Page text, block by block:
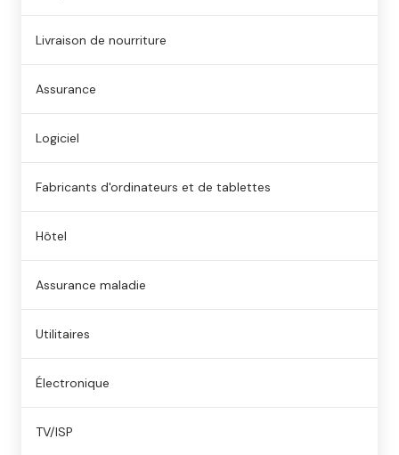
Livraison de nourriture
Assurance
Logiciel
Fabricants d'ordinateurs et de tablettes
Hôtel
Assurance maladie
Utilitaires
Électronique
TV/ISP